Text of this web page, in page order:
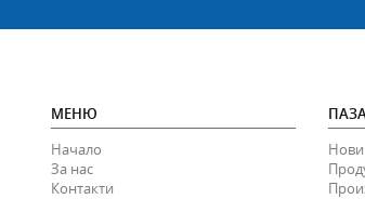
МЕНЮ
Начало
За нас
Контакти